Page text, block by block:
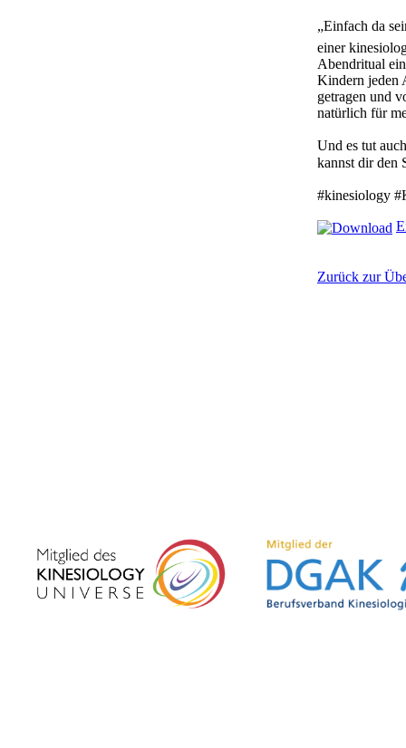
„Einfach da
einer
Abendritual
Kindern jeden
getragen und
natürlich für
Und es tut
kannst dir den
#kinesiology
Zurück zur